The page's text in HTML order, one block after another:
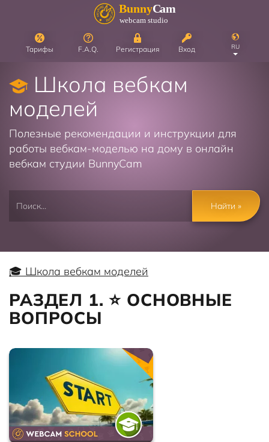
Тарифы F.A.Q. Регистрация Вход RU
Школа вебкам
моделей
Полезные рекомендации и инструкции для
работы вебкам-моделью на дому в онлайн
вебкам студии BunnyCam
Найти »
🎓 Школа вебкам моделей
РАЗДЕЛ 1. ⭐ ОСНОВНЫЕ
ВОПРОСЫ